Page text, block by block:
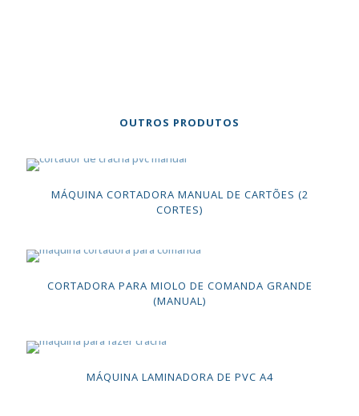
OUTROS PRODUTOS
MÁQUINA CORTADORA MANUAL DE CARTÕES (2
CORTES)
CORTADORA PARA MIOLO DE COMANDA GRANDE
(MANUAL)
MÁQUINA LAMINADORA DE PVC A4